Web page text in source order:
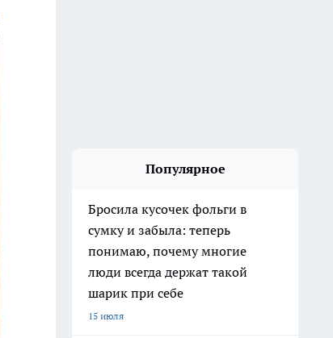
Популярное
Бросила кусочек фольги в
сумку и забыла: теперь
понимаю, почему многие
люди всегда держат такой
шарик при себе
15 июля